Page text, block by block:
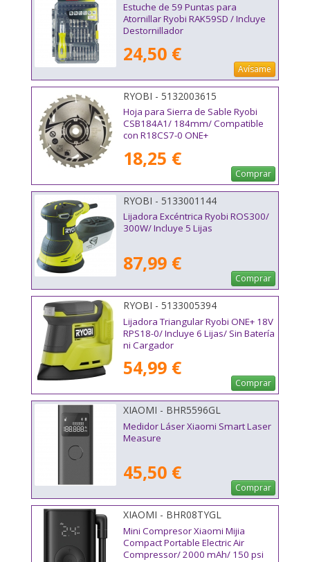
Estuche de 59 Puntas para
Atornillar Ryobi RAK59SD / Incluye
Destornillador
24,50 €
Avísame
RYOBI - 5132003615
Hoja para Sierra de Sable Ryobi
CSB184A1/ 184mm/ Compatible
con R18CS7-0 ONE+
18,25 €
Comprar
RYOBI - 5133001144
Lijadora Excéntrica Ryobi ROS300/
300W/ Incluye 5 Lijas
87,99 €
Comprar
RYOBI - 5133005394
Lijadora Triangular Ryobi ONE+ 18V
RPS18-0/ Incluye 6 Lijas/ Sin Batería
ni Cargador
54,99 €
Comprar
XIAOMI - BHR5596GL
Medidor Láser Xiaomi Smart Laser
Measure
45,50 €
Comprar
XIAOMI - BHR08TYGL
Mini Compresor Xiaomi Mijia
Compact Portable Electric Air
Compressor/ 2000 mAh/ 150 psi